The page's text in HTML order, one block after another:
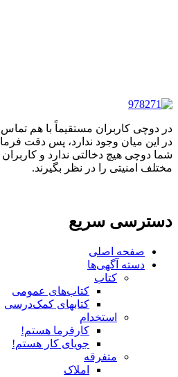
در دوچی کاربران مستقیماً با هم
در این میان وجود ندارد، پس دقت
شما دوچی هیچ دخالتی ندارد و
مختلف امنیتی را در نظر بگیرند.
دسترسی سریع
صفحه اصلی
دسته آگهی‌ها
کتاب
کتاب‌های عمومی
کتابهای کمک‌درسی
استخدام
کارفرما هستم!
جویای کار هستم!
متفرقه
املاک